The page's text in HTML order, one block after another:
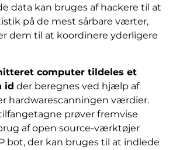
data kan bruges af hackere til at
på de mest sårbare værter,
dem til at koordinere yderligere
computer tildeles et
id der beregnes ved hjælp af
hardwarescanningen værdier.
prøver fremvise
af open source-værktøjer
bot, der kan bruges til at indlede